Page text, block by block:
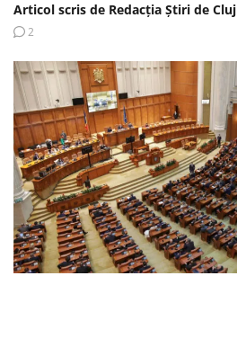
Articol scris de Redacția Știri de Cluj
2